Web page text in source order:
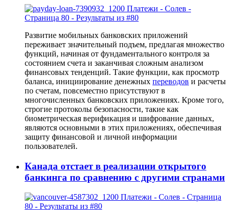
Развитие мобильных банковских приложений
переживает значительный подъем, предлагая множество
функций, начиная от фундаментального контроля за
состоянием счета и заканчивая сложным анализом
финансовых тенденций. Такие функции, как просмотр
баланса, инициирование денежных переводов и расчеты
по счетам, повсеместно присутствуют в
многочисленных банковских приложениях. Кроме того,
строгие протоколы безопасности, такие как
биометрическая верификация и шифрование данных,
являются основными в этих приложениях, обеспечивая
защиту финансовой и личной информации
пользователей.
Канада отстает в реализации открытого
банкинга по сравнению с другими странами